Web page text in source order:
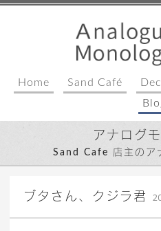
Home Sand Café
アナログ
Sand Cafe 店主のア
ブタさん、クジラ君